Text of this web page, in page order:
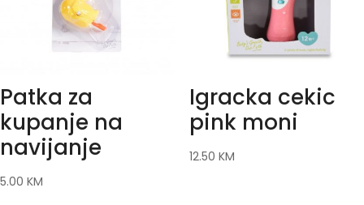
Patka za
kupanje na
navijanje
5.00 KM
Igracka cekic
pink moni
12.50 KM